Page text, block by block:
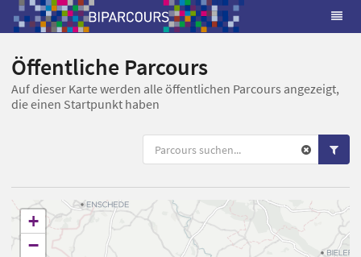
Öffentliche Parcours
Auf dieser Karte werden alle öffentlichen Parcours angezeigt,
die einen Startpunkt haben
+
−